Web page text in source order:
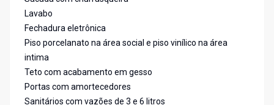
Lavabo
Fechadura eletrônica
Piso porcelanato na área social e piso vinílico na área
intima
Teto com acabamento em gesso
Portas com amortecedores
Sanitários com vazões de 3 e 6 litros